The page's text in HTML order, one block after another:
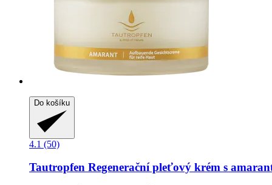
Do košíku
4.1 (50)
Tautropfen Regenerační pleťový krém s